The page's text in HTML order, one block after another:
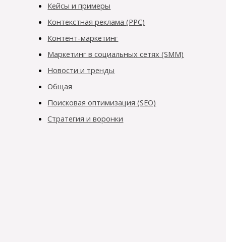
Кейсы и примеры
Контекстная реклама (PPC)
Контент-маркетинг
Маркетинг в социальных сетях (SMM)
Новости и тренды
Общая
Поисковая оптимизация (SEO)
Стратегия и воронки